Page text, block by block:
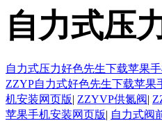
自力式压
自力式压力好色先生下载苹果
ZZYP自力式好色先生下载苹果
机安装网页版| ZZYVP供氮阀|
苹果手机安装网页版| 自力式阀